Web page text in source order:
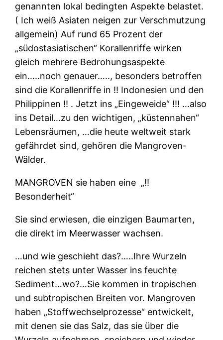
genannten lokal bedingten Aspekte belastet.
( Ich weiß Asiaten neigen zur Verschmutzung
allgemein) Auf rund 65 Prozent der
„südostasiatischen“ Korallenriffe wirken
gleich mehrere Bedrohungsaspekte
ein…..noch genauer….., besonders betroffen
sind die Korallenriffe in ‼ Indonesien und den
Philippinen ‼ . Jetzt ins „Eingeweide“ !!! …also
ins Detail…zu den wichtigen, „küstennahen“
Lebensräumen, …die heute weltweit stark
gefährdet sind, gehören die Mangroven-
Wälder.
MANGROVEN sie haben eine „‼
Besonderheit“
Sie sind erwiesen, die einzigen Baumarten,
die direkt im Meerwasser wachsen.
…und wie geschieht das?…..Ihre Wurzeln
reichen stets unter Wasser ins feuchte
Sediment…wo?…Sie kommen in tropischen
und subtropischen Breiten vor. Mangroven
haben „Stoffwechselprozesse“ entwickelt,
mit denen sie das Salz, das sie über die